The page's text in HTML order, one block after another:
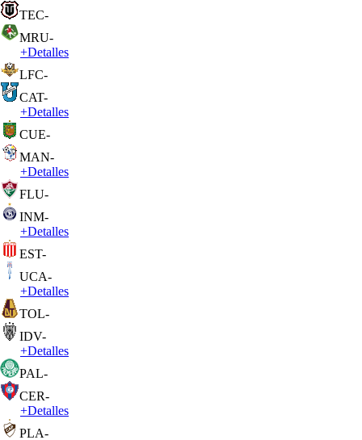
TEC-
MRU-
+Detalles
LFC-
CAT-
+Detalles
CUE-
MAN-
+Detalles
FLU-
INM-
+Detalles
EST-
UCA-
+Detalles
TOL-
IDV-
+Detalles
PAL-
CER-
+Detalles
PLA-